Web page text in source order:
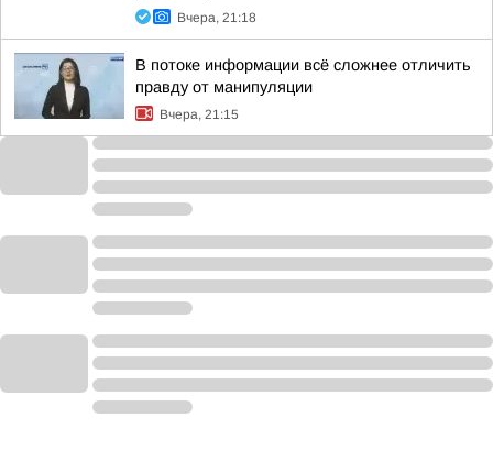
Вчера, 21:18
В потоке информации всё сложнее отличить
правду от манипуляции
Вчера, 21:15